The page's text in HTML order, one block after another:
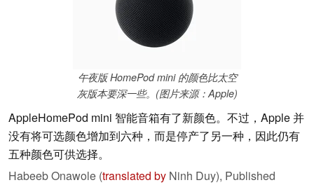
午夜版 HomePod mini 的颜色比太空
灰版本要深一些。(图片来源：Apple)
AppleHomePod mini 智能音箱有了新颜色。不过，Apple 并
没有将可选颜色增加到六种，而是停产了另一种，因此仍有
五种颜色可供选择。
Habeeb Onawole (translated by Ninh Duy), Published